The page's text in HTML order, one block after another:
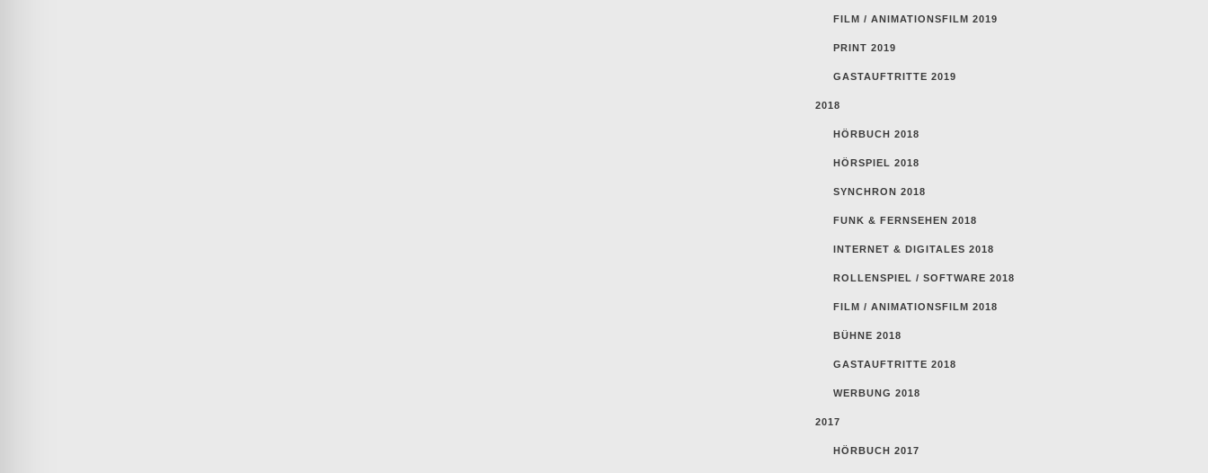
FILM / ANIMATIONSFILM 2019
PRINT 2019
GASTAUFTRITTE 2019
2018
HÖRBUCH 2018
HÖRSPIEL 2018
SYNCHRON 2018
FUNK & FERNSEHEN 2018
INTERNET & DIGITALES 2018
ROLLENSPIEL / SOFTWARE 2018
FILM / ANIMATIONSFILM 2018
BÜHNE 2018
GASTAUFTRITTE 2018
WERBUNG 2018
2017
HÖRBUCH 2017